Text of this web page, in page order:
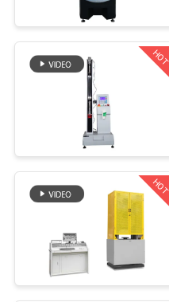
কারখানা
পরিদর্শন
নিয়ন্ত্রণ
আমাদের
যোগাযোগ
করুন
প্রসার্য
কম্পন শেকার
HOT
HOT